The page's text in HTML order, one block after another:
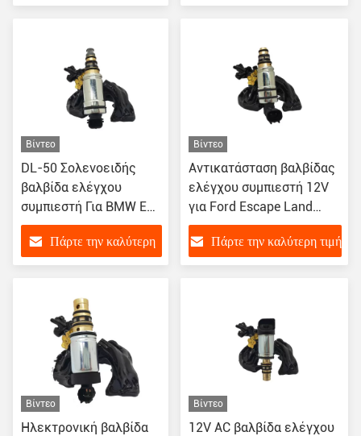
Βίντεο
DL-50 Σολενοειδής
βαλβίδα ελέγχου
συμπιεστή Για BMW E90
318/320/X1
Πάρτε την καλύτερη
Βίντεο
Αντικατάσταση βαλβίδας
ελέγχου συμπιεστή 12V
για Ford Escape Land
Rover
Πάρτε την καλύτερη τιμή
Βίντεο
Ηλεκτρονική βαλβίδα
Βίντεο
12V AC βαλβίδα ελέγχου